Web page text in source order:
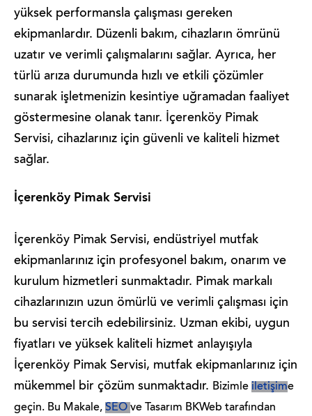
yüksek performansla çalışması gereken
ekipmanlardır. Düzenli bakım, cihazların ömrünü
uzatır ve verimli çalışmalarını sağlar. Ayrıca, her
türlü arıza durumunda hızlı ve etkili çözümler
sunarak işletmenizin kesintiye uğramadan faaliyet
göstermesine olanak tanır. İçerenköy Pimak
Servisi, cihazlarınız için güvenli ve kaliteli hizmet
sağlar.
İçerenköy Pimak Servisi
İçerenköy Pimak Servisi, endüstriyel mutfak
ekipmanlarınız için profesyonel bakım, onarım ve
kurulum hizmetleri sunmaktadır. Pimak markalı
cihazlarınızın uzun ömürlü ve verimli çalışması için
bu servisi tercih edebilirsiniz. Uzman ekibi, uygun
fiyatları ve yüksek kaliteli hizmet anlayışıyla
İçerenköy Pimak Servisi, mutfak ekipmanlarınız için
mükemmel bir çözüm sunmaktadır. Bizimle iletişime
geçin. Bu Makale, SEO ve Tasarım BKWeb tarafından